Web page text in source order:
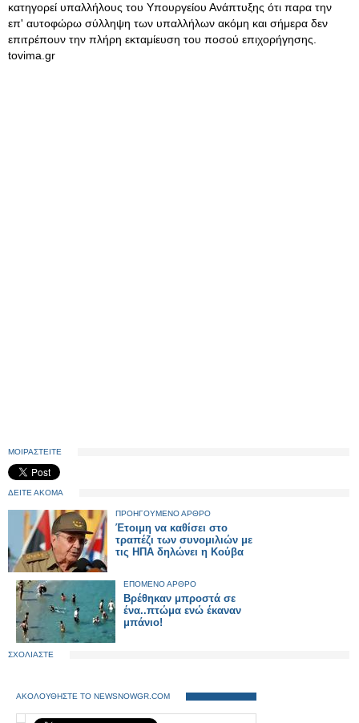
κατηγορεί υπαλλήλους του Υπουργείου Ανάπτυξης ότι παρα την
επ' αυτοφώρω σύλληψη των υπαλλήλων ακόμη και σήμερα δεν
επιτρέπουν την πλήρη εκταμίευση του ποσού επιχορήγησης.
tovima.gr
ΜΟΙΡΑΣΤΕΙΤΕ
ΔΕΙΤΕ ΑΚΟΜΑ
ΠΡΟΗΓΟΥΜΕΝΟ ΑΡΘΡΟ
Έτοιμη να καθίσει στο
τραπέζι των συνομιλιών με
τις ΗΠΑ δηλώνει η Κούβα
ΕΠΟΜΕΝΟ ΑΡΘΡΟ
Βρέθηκαν μπροστά σε
ένα..πτώμα ενώ έκαναν
μπάνιο!
ΣΧΟΛΙΑΣΤΕ
ΑΚΟΛΟΥΘΗΣΤΕ ΤΟ NEWSNOWGR.COM